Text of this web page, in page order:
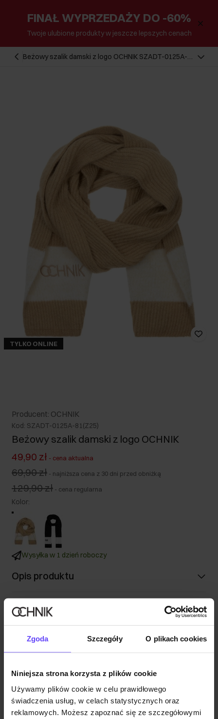
Zgoda Szczegóły O plikach cookies
Niniejsza strona korzysta z plików cookie
Używamy plików cookie w celu prawidłowego
świadczenia usług, w celach statystycznych oraz
reklamowych. Możesz zapoznać się ze szczegółowymi
FINAŁ WYPRZEDAŻY DO -60%
Twoje ulubione produkty w jeszcze lepszych cenach
Beżowy szalik damski z logo OCHNIK SZADT-0125A-
TYLKO ONLINE
Producent: OCHNIK
Kod: SZADT-0125A-81(Z25)
Beżowy szalik damski z logo OCHNIK
49,90 zł - cena aktualna
69,90 zł - najniższa cena z 30 dni przed obniżką
129,90 zł - cena regularna
Kolor:
Wysyłka w 1 dzień roboczy
Opis produktu
Opinie
Zestaw
CZADT-0075A-81(Z25)
29,90 zł
49,90 zł-najniższa cena z 30 dni przed obniżką